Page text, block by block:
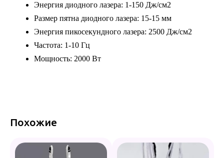
Энергия диодного лазера: 1-150 Дж/см2
Размер пятна диодного лазера: 15-15 мм
Энергия пикосекундного лазера: 2500 Дж/см2
Частота: 1-10 Гц
Мощность: 2000 Вт
Похожие